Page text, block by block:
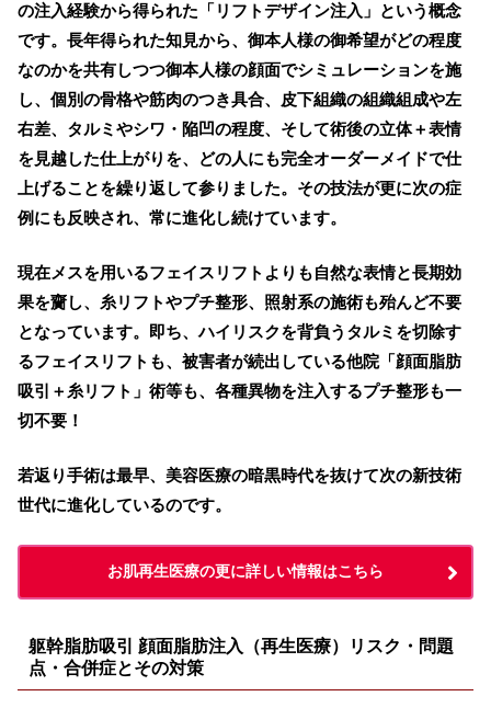
の注入経験から得られた「リフトデザイン注入」という概念
です。長年得られた知見から、御本人様の御希望がどの程度
なのかを共有しつつ御本人様の顔面でシミュレーションを施
し、個別の骨格や筋肉のつき具合、皮下組織の組織組成や左
右差、タルミやシワ・陥凹の程度、そして術後の立体＋表情
を見越した仕上がりを、どの人にも完全オーダーメイドで仕
上げることを繰り返して参りました。その技法が更に次の症
例にも反映され、常に進化し続けています。
現在メスを用いるフェイスリフトよりも自然な表情と長期効
果を齎し、糸リフトやプチ整形、照射系の施術も殆んど不要
となっています。即ち、ハイリスクを背負うタルミを切除す
るフェイスリフトも、被害者が続出している他院「顔面脂肪
吸引＋糸リフト」術等も、各種異物を注入するプチ整形も一
切不要！
若返り手術は最早、美容医療の暗黒時代を抜けて次の新技術
世代に進化しているのです。
お肌再生医療の更に詳しい情報はこちら
躯幹脂肪吸引 顔面脂肪注入（再生医療）リスク・問題
点・合併症とその対策